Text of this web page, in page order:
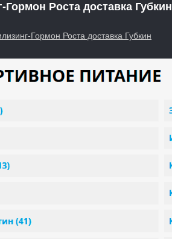
Гормон Роста доставка Губкин
Гормон Роста доставка Губкин